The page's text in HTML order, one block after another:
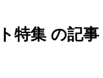
特集 の記事